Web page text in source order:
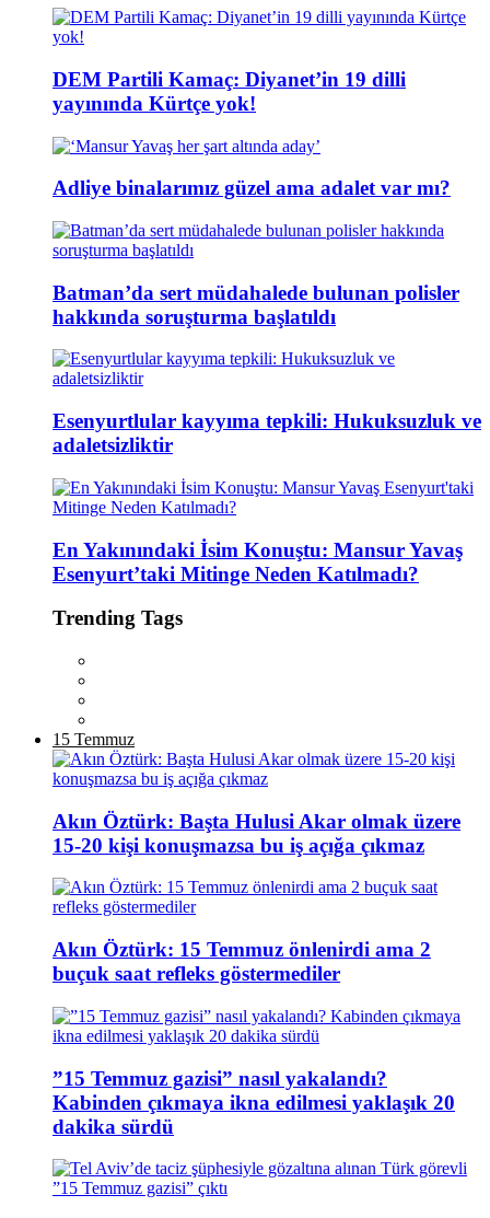
DEM Partili Kamaç: Diyanet’in 19 dilli
yayınında Kürtçe yok!
Adliye binalarımız güzel ama adalet var mı?
Batman’da sert müdahalede bulunan polisler
hakkında soruşturma başlatıldı
Esenyurtlular kayyıma tepkili: Hukuksuzluk ve
adaletsizliktir
En Yakınındaki İsim Konuştu: Mansur Yavaş
Esenyurt’taki Mitinge Neden Katılmadı?
Trending Tags
15 Temmuz
Akın Öztürk: Başta Hulusi Akar olmak üzere
15-20 kişi konuşmazsa bu iş açığa çıkmaz
Akın Öztürk: 15 Temmuz önlenirdi ama 2
buçuk saat refleks göstermediler
”15 Temmuz gazisi” nasıl yakalandı?
Kabinden çıkmaya ikna edilmesi yaklaşık 20
dakika sürdü